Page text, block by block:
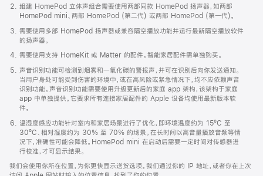
打
开)
组建 HomePod 立体声组合需要使用两部同款 HomePod 扬声器，如两部
HomePod mini、两部 HomePod (第二代) 或两部 HomePod (第一代)。
需要使用多部 HomePod 扬声器或兼容隔空播放功能并运行最新隔空播放软件
的扬声器。
需要使用支持 HomeKit 或 Matter 的配件。智能家居配件需单独购买。
声音识别功能可检测到烟雾和一氧化碳的警报声，并可在识别后向你发送通知。
当用户身处可能受到伤害的环境中，或在高风险或紧急情况下，均不应依赖声音
识别功能。声音识别功能需要使用升级更新后的家庭 app 架构，该架构于家庭
app 中单独提供。它要求所有连接家居配件的 Apple 设备均使用最新版本软
件。
温湿度感应功能针对室内和家居场景进行了优化，即环境温度约为 15ºC 至
30ºC、相对湿度约为 30% 至 70% 的场景。在长时间以高音量播放音频等情
况下，准确性可能会降低。HomePod mini 在启动后需要一定时间对传感器进
行校准，才可显示结果。
我们会使用你所在位置，为你更快显示送货选项。我们通过你的 IP 地址，或者你在上次